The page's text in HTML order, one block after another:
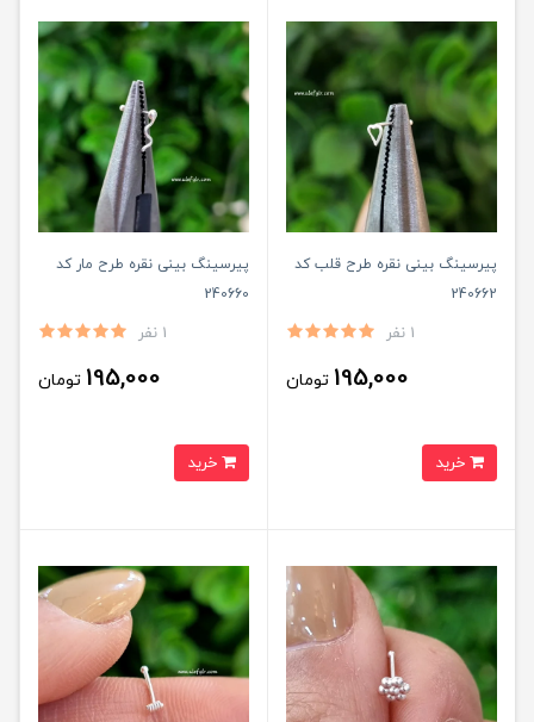
پیرسینگ بینی نقره طرح قلب کد
240662
1 نفر
195,000 تومان
پیرسینگ بینی نقره طرح مار کد
240660
1 نفر
195,000 تومان